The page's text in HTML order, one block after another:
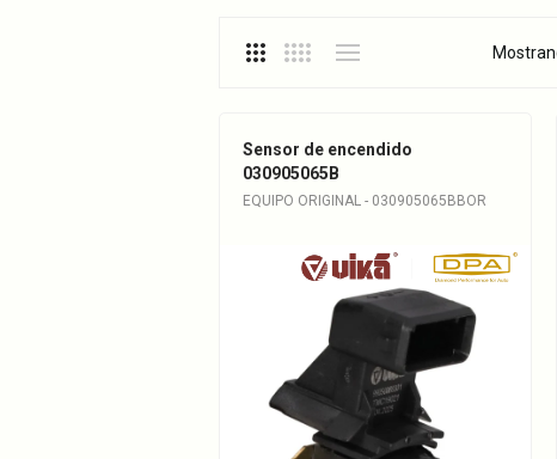
Sensor de encendido
030905065B
EQUIPO ORIGINAL - 030905065BBOR